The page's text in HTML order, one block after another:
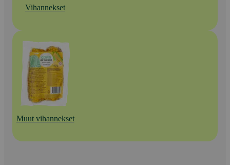
Vihannekset
Muut vihannekset